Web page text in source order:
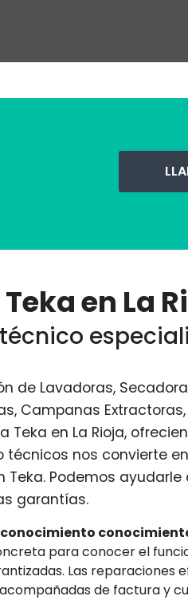
en La
de Lavadoras,
Campanas
en La Rioja,
nos convierte
Podemos
garantías.
conocimiento
para conocer el
Las reparaciones
de factura y